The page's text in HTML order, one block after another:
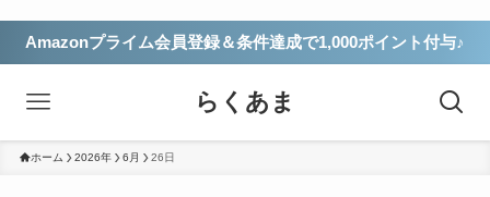
Amazonプライム会員登録＆条件達成で1,000ポイント付与♪
らくあま
ホーム 2026年 6月 26日